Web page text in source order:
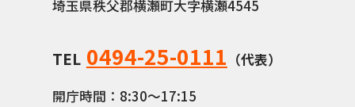
埼玉県秩父郡横瀬町大字横瀬4545
TEL 0494-25-0111 （代表）
開庁時間：8:30〜17:15